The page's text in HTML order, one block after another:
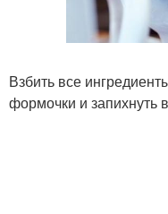
Взбить все
формочки и запихнуть